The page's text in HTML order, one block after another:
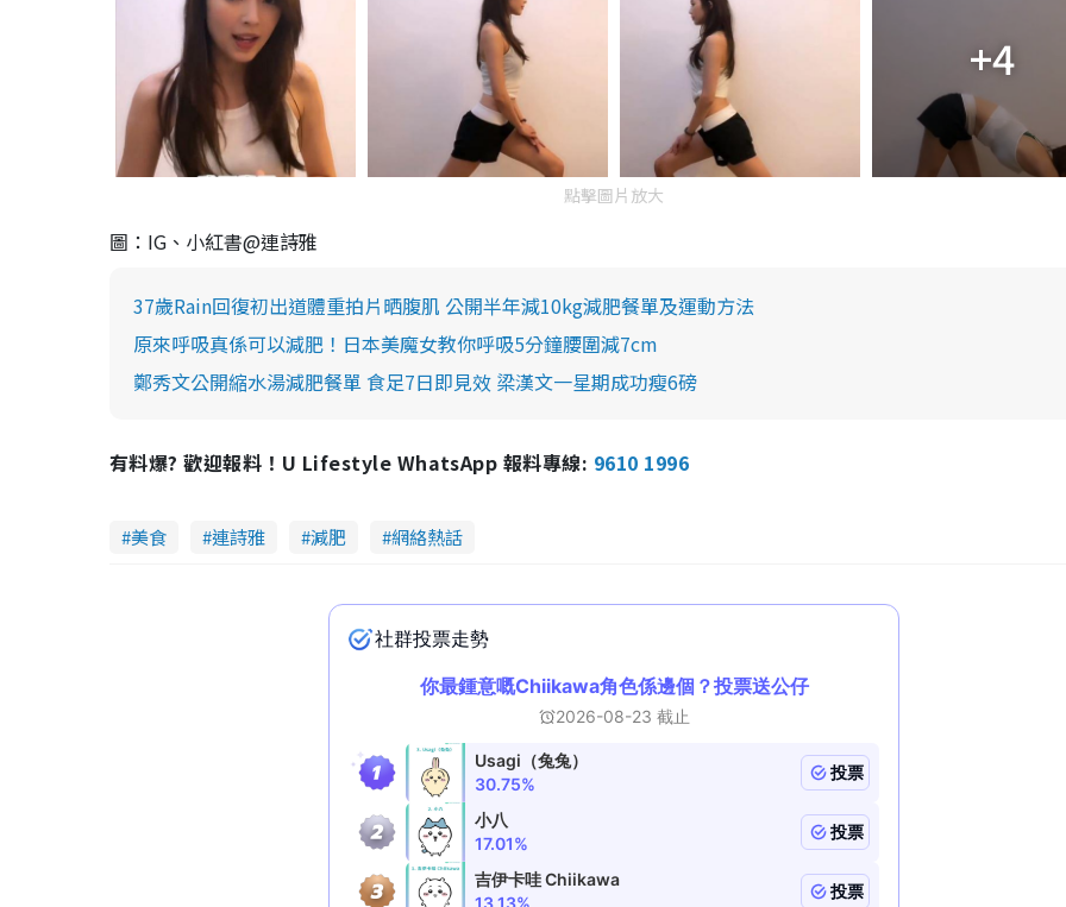
+4
點擊圖片放大
圖：IG、小紅書@連詩雅
37歲Rain回復初出道體重拍片晒腹肌 公開半年減10kg減肥餐單及運動方法
原來呼吸真係可以減肥！日本美魔女教你呼吸5分鐘腰圍減7cm
鄭秀文公開縮水湯減肥餐單 食足7日即見效 梁漢文一星期成功瘦6磅
有料爆? 歡迎報料！U Lifestyle WhatsApp 報料專線: 9610 1996
美食 連詩雅 減肥 網絡熱話